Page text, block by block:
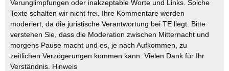
Verunglimpfungen oder inakzeptable Worte und Links. Solche
Texte schalten wir nicht frei. Ihre Kommentare werden
moderiert, da die juristische Verantwortung bei TE liegt. Bitte
verstehen Sie, dass die Moderation zwischen Mitternacht und
morgens Pause macht und es, je nach Aufkommen, zu
zeitlichen Verzögerungen kommen kann. Vielen Dank für Ihr
Verständnis. Hinweis